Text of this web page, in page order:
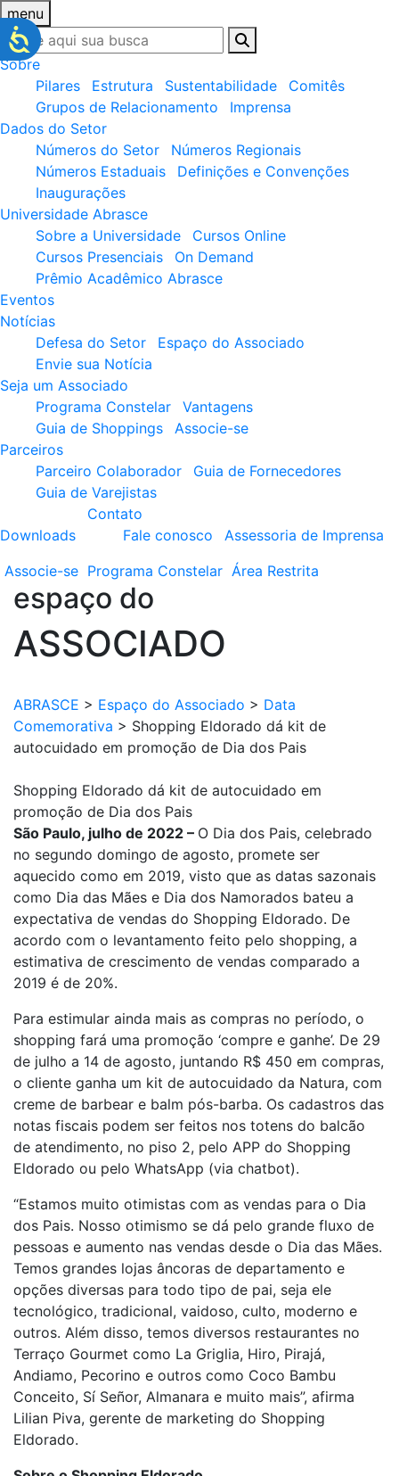
menu
Sobre
Pilares
Estrutura Sustentabilidade
Comitês
Grupos de Relacionamento
Imprensa
Dados do Setor
Números do Setor
Números Regionais
Números Estaduais
Definições e Convenções
Inaugurações
Universidade Abrasce
Sobre a Universidade
Cursos Online
Cursos Presenciais
On Demand
Prêmio Acadêmico Abrasce
Eventos
Notícias
Defesa do Setor
Espaço do Associado
Envie sua Notícia
Seja um Associado
Programa Constelar
Vantagens
Guia de Shoppings
Associe-se
Parceiros
Parceiro Colaborador
Guia de Fornecedores
Guia de Varejistas
Downloads
Contato
Fale conosco
Assessoria de Imprensa
Associe-se Programa Constelar Área Restrita
espaço do
ASSOCIADO
ABRASCE > Espaço do Associado > Data
Comemorativa > Shopping Eldorado dá kit de
autocuidado em promoção de Dia dos Pais
Shopping Eldorado dá kit de autocuidado em
promoção de Dia dos Pais
São Paulo, julho de 2022 – O Dia dos Pais, celebrado
no segundo domingo de agosto, promete ser
aquecido como em 2019, visto que as datas sazonais
como Dia das Mães e Dia dos Namorados bateu a
expectativa de vendas do Shopping Eldorado. De
acordo com o levantamento feito pelo shopping, a
estimativa de crescimento de vendas comparado a
2019 é de 20%.
Para estimular ainda mais as compras no período, o
shopping fará uma promoção ‘compre e ganhe’. De 29
de julho a 14 de agosto, juntando R$ 450 em compras,
o cliente ganha um kit de autocuidado da Natura, com
creme de barbear e balm pós-barba. Os cadastros das
notas fiscais podem ser feitos nos totens do balcão
de atendimento, no piso 2, pelo APP do Shopping
Eldorado ou pelo WhatsApp (via chatbot).
“Estamos muito otimistas com as vendas para o Dia
dos Pais. Nosso otimismo se dá pelo grande fluxo de
pessoas e aumento nas vendas desde o Dia das Mães.
Temos grandes lojas âncoras de departamento e
opções diversas para todo tipo de pai, seja ele
tecnológico, tradicional, vaidoso, culto, moderno e
outros. Além disso, temos diversos restaurantes no
Terraço Gourmet como La Griglia, Hiro, Pirajá,
Andiamo, Pecorino e outros como Coco Bambu
Conceito, Sí Señor, Almanara e muito mais”, afirma
Lilian Piva, gerente de marketing do Shopping
Eldorado.